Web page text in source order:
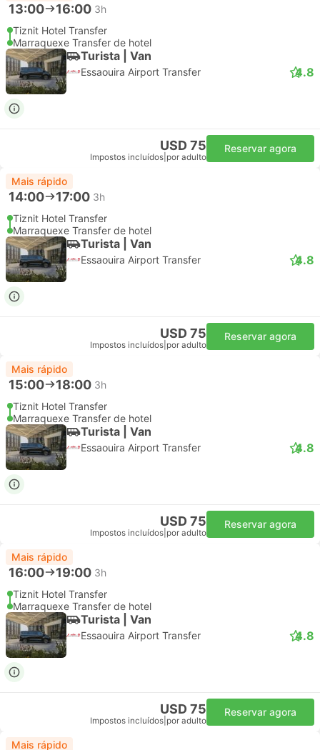
13:00 16:00 3h
Tiznit Hotel Transfer
Marraquexe Transfer de hotel
Turista | Van
Essaouira Airport Transfer 4.8
USD 75
Impostos incluídos por adulto
Reservar agora
Mais rápido
14:00 17:00 3h
Tiznit Hotel Transfer
Marraquexe Transfer de hotel
Turista | Van
Essaouira Airport Transfer 4.8
USD 75
Impostos incluídos por adulto
Reservar agora
Mais rápido
15:00 18:00 3h
Tiznit Hotel Transfer
Marraquexe Transfer de hotel
Turista | Van
Essaouira Airport Transfer 4.8
USD 75
Impostos incluídos por adulto
Reservar agora
Mais rápido
16:00 19:00 3h
Tiznit Hotel Transfer
Marraquexe Transfer de hotel
Turista | Van
Essaouira Airport Transfer 4.8
USD 75
Impostos incluídos por adulto
Reservar agora
Mais rápido